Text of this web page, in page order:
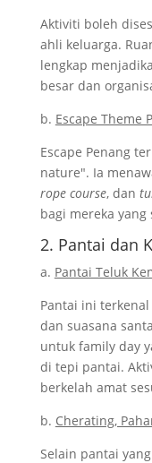
yang
Berapa
tempat
Adakah
atau
Apakah
semasa
Rujukan
Aktiviti boleh
ahli keluarga.
lengkap
besar dan
b. Escape Theme
Escape Penang
nature". Ia
rope course, dan
bagi mereka
2. Pantai dan
a. Pantai Teluk
Pantai ini
dan suasana
untuk family day
di tepi pantai.
berkelah amat
b. Cherating,
Selain pantai